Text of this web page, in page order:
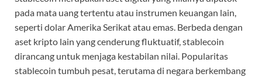
pada mata uang tertentu atau instrumen keuangan lain,
seperti dolar Amerika Serikat atau emas. Berbeda dengan
aset kripto lain yang cenderung fluktuatif, stablecoin
dirancang untuk menjaga kestabilan nilai. Popularitas
stablecoin tumbuh pesat, terutama di negara berkembang